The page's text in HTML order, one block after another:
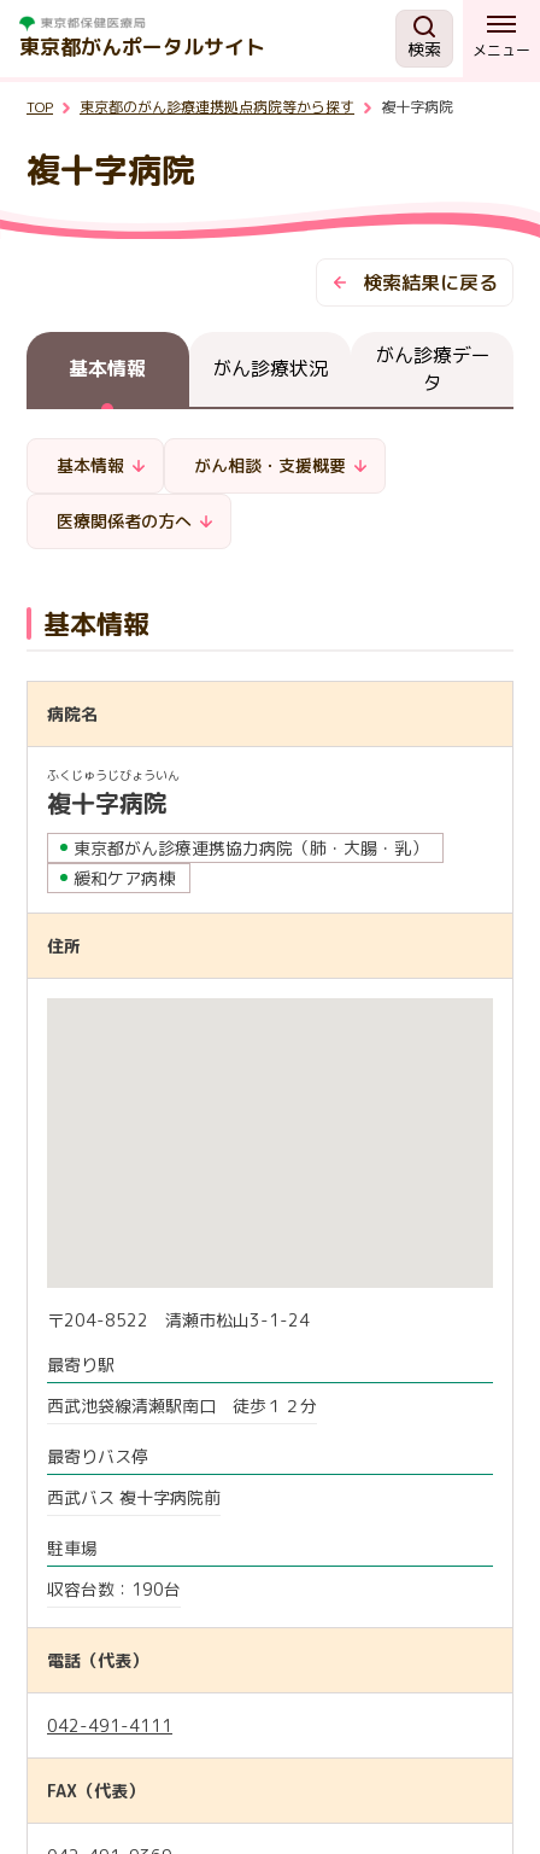
東京都がんポータルサイト 検索 メニュー
がんを知る
治療する
東京都の取組
言語切替
日本語
TOP 東京都のがん診療連携拠点病院等から探す 複十字病院
複十字病院
検索結果に戻る
基本情報 がん診療状況
がん診療デー
タ
基本情報 がん相談・支援概要
医療関係者の方へ
基本情報
病院名
ふくじゅうじびょういん
複十字病院
東京都がん診療連携協力病院（肺・大腸・乳）
緩和ケア病棟
住所
〒204-8522 清瀬市松山3-1-24
最寄り駅
西武池袋線清瀬駅南口 徒歩１２分
最寄りバス停
西武バス 複十字病院前
駐車場
収容台数：190台
電話（代表）
042-491-4111
FAX（代表）